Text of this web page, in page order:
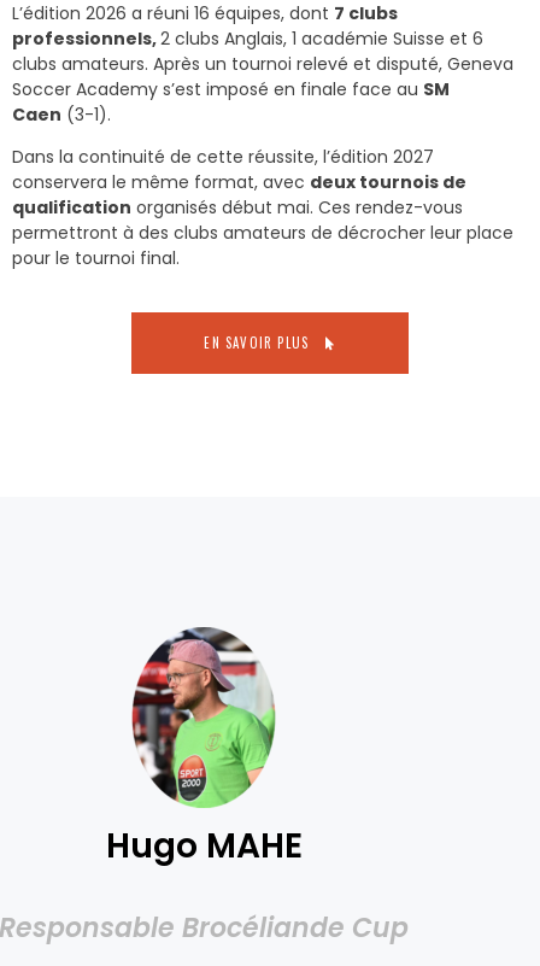
L’édition 2026 a réuni 16 équipes, dont 7 clubs
professionnels,2 clubs Anglais, 1 académie Suisse et 6
clubs amateurs. Après un tournoi relevé et disputé, Geneva
Soccer Academy s’est imposé en finale face au SM
Caen (3-1).
Dans la continuité de cette réussite, l’édition 2027
conservera le même format, avec deux tournois de
qualification organisés début mai. Ces rendez-vous
permettront à des clubs amateurs de décrocher leur place
pour le tournoi final.
EN SAVOIR PLUS
Hugo MAHE
Responsable Brocéliande Cup